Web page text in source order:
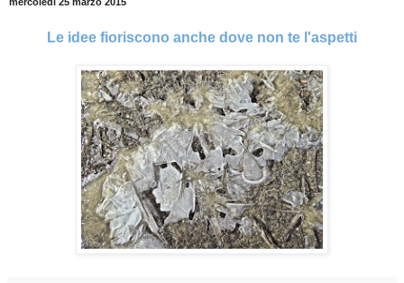
mercoledì 25 marzo 2015
Le idee fioriscono anche dove non te l'aspetti